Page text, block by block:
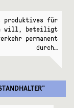
produktives für
will, beteiligt
permanent
durch…
"